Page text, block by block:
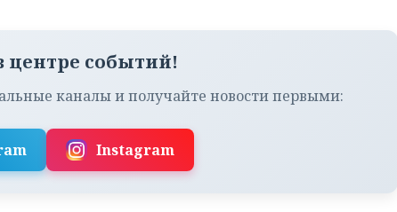
центре событий!
каналы и получайте новости первыми:
Instagram